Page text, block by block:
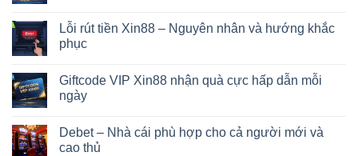
Lỗi rút tiền Xin88 – Nguyên nhân và hướng khắc
phục
Giftcode VIP Xin88 nhận quà cực hấp dẫn mỗi
ngày
Debet – Nhà cái phù hợp cho cả người mới và
cao thủ